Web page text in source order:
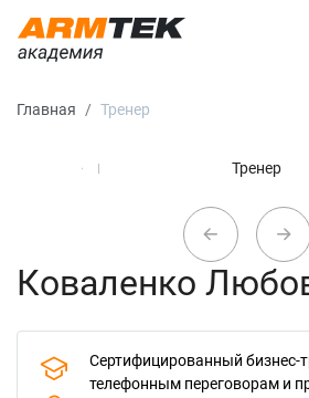
Главная Тренер
Коваленко
Сертифицированный бизнес-
телефонным переговорам и